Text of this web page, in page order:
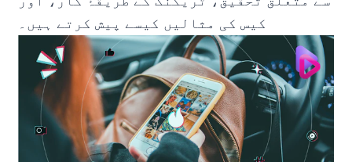
کیس کی مثالیں کیسے پیش کرتے ہیں۔